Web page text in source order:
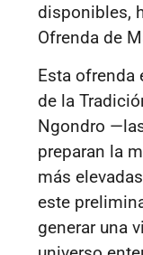
disponibles,
Ofrenda de
Esta ofrenda
de la
Ngondro
preparan la
más
este
generar una